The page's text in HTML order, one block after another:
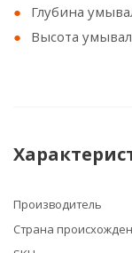
Глубина
Высота
Производитель
Страна